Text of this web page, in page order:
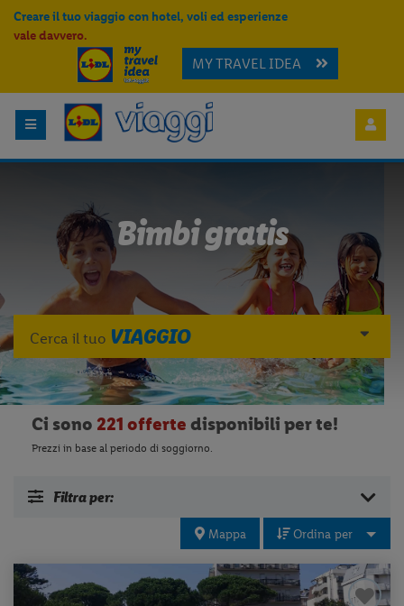
Creare il tuo viaggio con hotel, voli ed esperienze
vale davvero.
MY TRAVEL IDEA
Bimbi gratis
Cerca il tuo VIAGGIO
Ci sono 221 offerte disponibili per te!
Prezzi in base al periodo di soggiorno.
Filtra per:
Mappa Ordina per